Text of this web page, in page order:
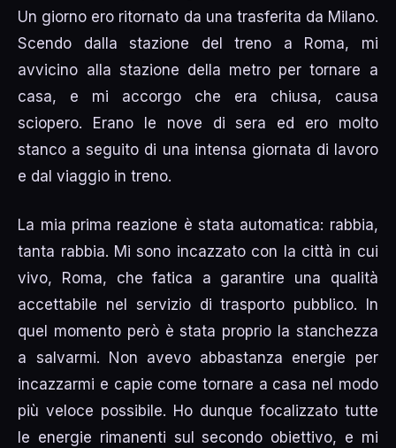
Un giorno ero ritornato da una trasferita da Milano.
Scendo dalla stazione del treno a Roma, mi
avvicino alla stazione della metro per tornare a
casa, e mi accorgo che era chiusa, causa
sciopero. Erano le nove di sera ed ero molto
stanco a seguito di una intensa giornata di lavoro
e dal viaggio in treno.
La mia prima reazione è stata automatica: rabbia,
tanta rabbia. Mi sono incazzato con la città in cui
vivo, Roma, che fatica a garantire una qualità
accettabile nel servizio di trasporto pubblico. In
quel momento però è stata proprio la stanchezza
a salvarmi. Non avevo abbastanza energie per
incazzarmi e capie come tornare a casa nel modo
più veloce possibile. Ho dunque focalizzato tutte
le energie rimanenti sul secondo obiettivo, e mi